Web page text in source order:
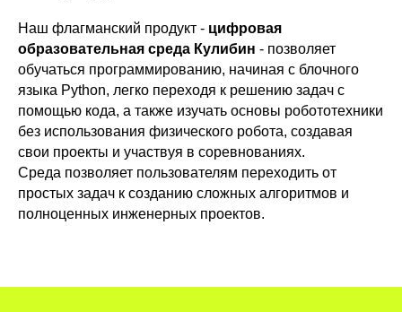
Наш флагманский продукт - цифровая
образовательная среда Кулибин - позволяет
обучаться программированию, начиная с блочного
языка Python, легко переходя к решению задач с
помощью кода, а также изучать основы робототехники
без использования физического робота, создавая
свои проекты и участвуя в соревнованиях.
Среда позволяет пользователям переходить от
простых задач к созданию сложных алгоритмов и
полноценных инженерных проектов.